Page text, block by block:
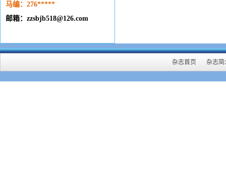
马编：276*****
邮箱：zzsbjb518@126.com
杂志首页 杂志简